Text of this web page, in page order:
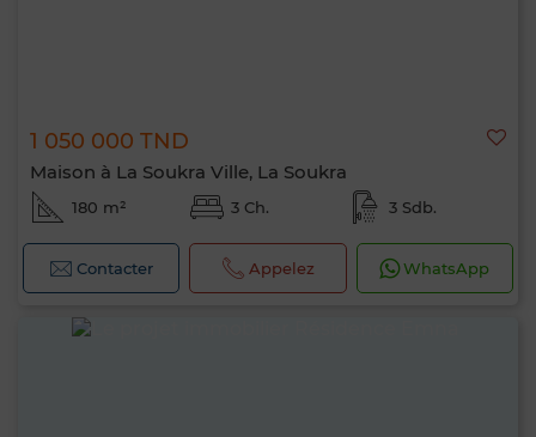
1 050 000 TND
Maison à La Soukra Ville, La Soukra
180 m² 3 Ch. 3 Sdb.
Contacter Appelez WhatsApp